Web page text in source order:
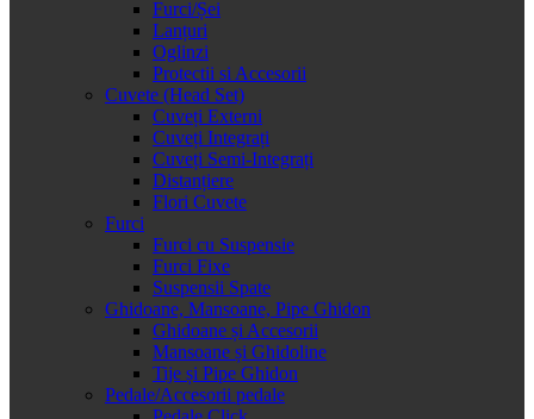
Furci/Șei
Lanțuri
Oglinzi
Protectii si Accesorii
Cuvete (Head Set)
Cuveți Externi
Cuveți Integrați
Cuveți Semi-Integrați
Distanțiere
Flori Cuvete
Furci
Furci cu Suspensie
Furci Fixe
Suspensii Spate
Ghidoane, Mansoane, Pipe Ghidon
Ghidoane și Accesorii
Mansoane și Ghidoline
Tije și Pipe Ghidon
Pedale/Accesorii pedale